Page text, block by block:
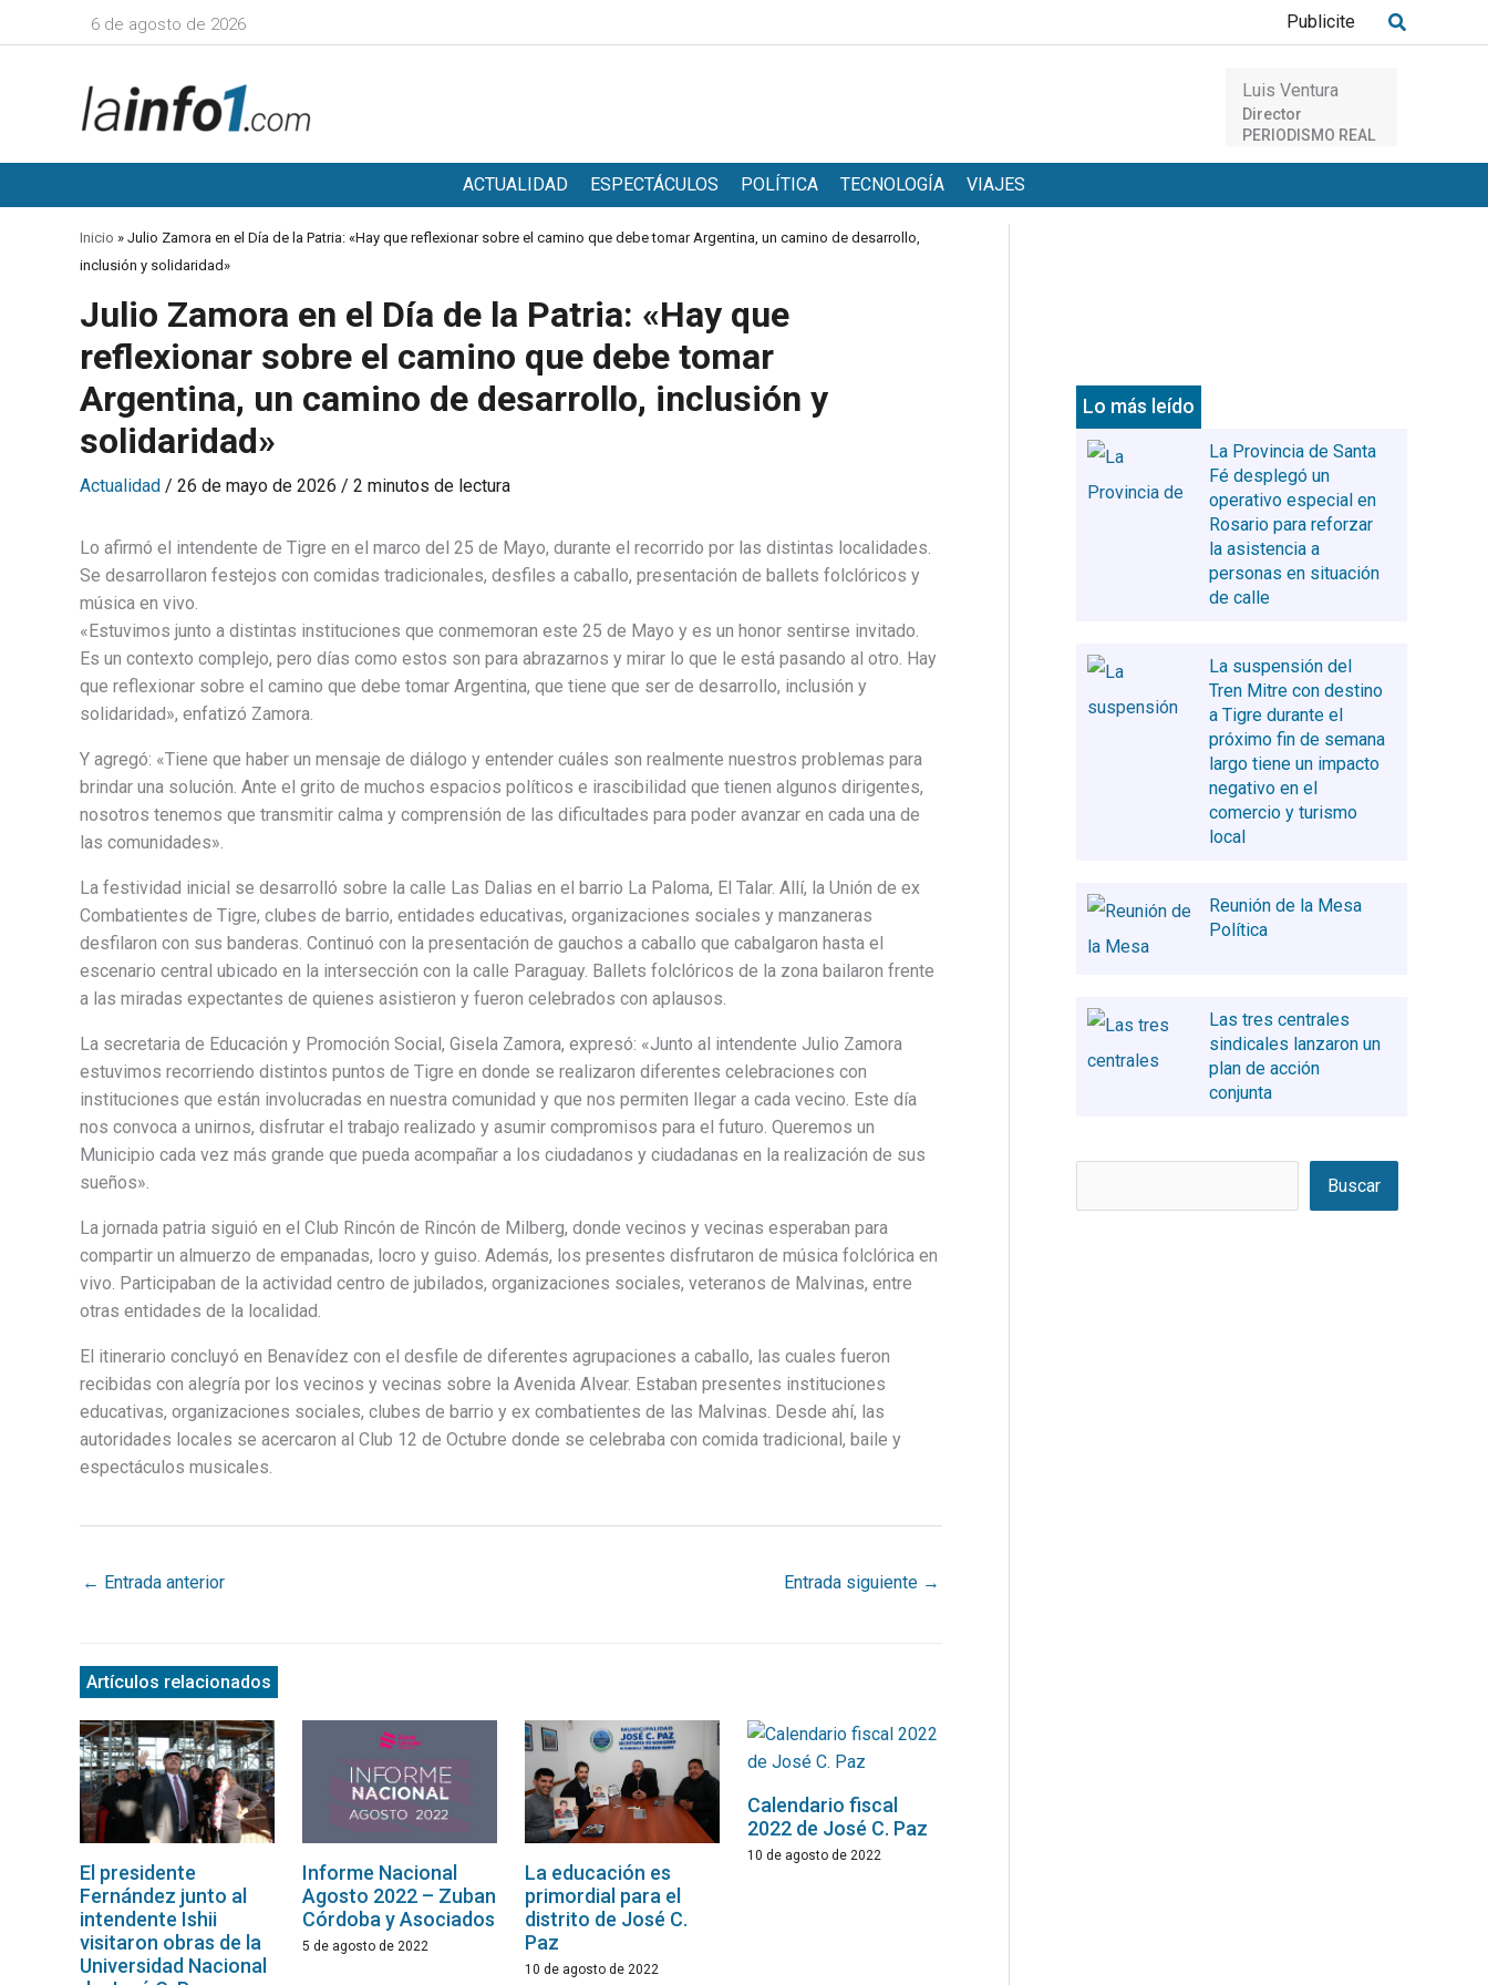
al
6 de agosto de 2026 Publicite Buscar
Luis Ventura
Director
PERIODISMO REAL
ACTUALIDAD ESPECTÁCULOS POLÍTICA TECNOLOGÍA VIAJES
Inicio » Julio Zamora en el Día de la Patria: «Hay que reflexionar sobre el camino que debe tomar Argentina, un camino de desarrollo,
inclusión y solidaridad»
Julio Zamora en el Día de la Patria: «Hay que
reflexionar sobre el camino que debe tomar
Argentina, un camino de desarrollo, inclusión y
solidaridad»
Actualidad / 26 de mayo de 2026 / 2 minutos de lectura
Lo afirmó el intendente de Tigre en el marco del 25 de Mayo, durante el recorrido por las distintas localidades.
Se desarrollaron festejos con comidas tradicionales, desfiles a caballo, presentación de ballets folclóricos y
música en vivo.
«Estuvimos junto a distintas instituciones que conmemoran este 25 de Mayo y es un honor sentirse invitado.
Es un contexto complejo, pero días como estos son para abrazarnos y mirar lo que le está pasando al otro. Hay
que reflexionar sobre el camino que debe tomar Argentina, que tiene que ser de desarrollo, inclusión y
solidaridad», enfatizó Zamora.
Y agregó: «Tiene que haber un mensaje de diálogo y entender cuáles son realmente nuestros problemas para
brindar una solución. Ante el grito de muchos espacios políticos e irascibilidad que tienen algunos dirigentes,
nosotros tenemos que transmitir calma y comprensión de las dificultades para poder avanzar en cada una de
las comunidades».
La festividad inicial se desarrolló sobre la calle Las Dalias en el barrio La Paloma, El Talar. Allí, la Unión de ex
Combatientes de Tigre, clubes de barrio, entidades educativas, organizaciones sociales y manzaneras
desfilaron con sus banderas. Continuó con la presentación de gauchos a caballo que cabalgaron hasta el
escenario central ubicado en la intersección con la calle Paraguay. Ballets folclóricos de la zona bailaron frente
a las miradas expectantes de quienes asistieron y fueron celebrados con aplausos.
La secretaria de Educación y Promoción Social, Gisela Zamora, expresó: «Junto al intendente Julio Zamora
estuvimos recorriendo distintos puntos de Tigre en donde se realizaron diferentes celebraciones con
instituciones que están involucradas en nuestra comunidad y que nos permiten llegar a cada vecino. Este día
nos convoca a unirnos, disfrutar el trabajo realizado y asumir compromisos para el futuro. Queremos un
Municipio cada vez más grande que pueda acompañar a los ciudadanos y ciudadanas en la realización de sus
sueños».
La jornada patria siguió en el Club Rincón de Rincón de Milberg, donde vecinos y vecinas esperaban para
compartir un almuerzo de empanadas, locro y guiso. Además, los presentes disfrutaron de música folclórica en
vivo. Participaban de la actividad centro de jubilados, organizaciones sociales, veteranos de Malvinas, entre
otras entidades de la localidad.
El itinerario concluyó en Benavídez con el desfile de diferentes agrupaciones a caballo, las cuales fueron
recibidas con alegría por los vecinos y vecinas sobre la Avenida Alvear. Estaban presentes instituciones
educativas, organizaciones sociales, clubes de barrio y ex combatientes de las Malvinas. Desde ahí, las
autoridades locales se acercaron al Club 12 de Octubre donde se celebraba con comida tradicional, baile y
espectáculos musicales.
← Entrada anterior Entrada siguiente →
Artículos relacionados
El presidente
Fernández junto al
intendente Ishii
visitaron obras de la
Universidad Nacional
Informe Nacional
Agosto 2022 – Zuban
Córdoba y Asociados
5 de agosto de 2022
La educación es
primordial para el
distrito de José C.
Paz
10 de agosto de 2022
Calendario fiscal
2022 de José C. Paz
10 de agosto de 2022
Lo más leído
La Provincia de Santa
Fé desplegó un
operativo especial en
Rosario para reforzar
la asistencia a
personas en situación
de calle
La suspensión del
Tren Mitre con destino
a Tigre durante el
próximo fin de semana
largo tiene un impacto
negativo en el
comercio y turismo
local
Reunión de la Mesa
Política
Las tres centrales
sindicales lanzaron un
plan de acción
conjunta
Buscar